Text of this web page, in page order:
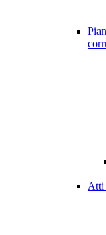
Atti